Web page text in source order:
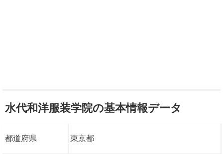
水代和洋服装学院の基本情報データ
都道府県 東京都